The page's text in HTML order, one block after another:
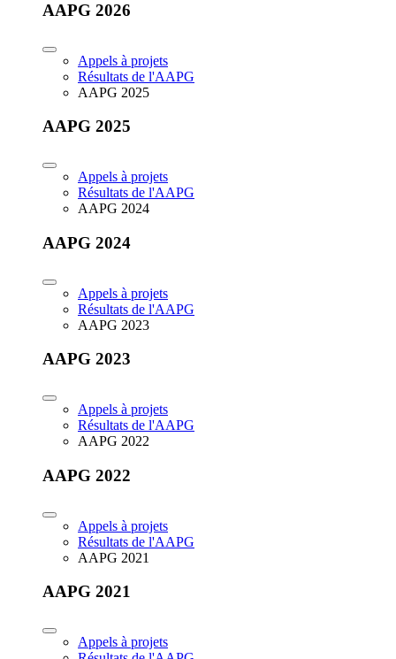
AAPG 2026
Appels à projets
Résultats de l'AAPG
AAPG 2025
AAPG 2025
Appels à projets
Résultats de l'AAPG
AAPG 2024
AAPG 2024
Appels à projets
Résultats de l'AAPG
AAPG 2023
AAPG 2023
Appels à projets
Résultats de l'AAPG
AAPG 2022
AAPG 2022
Appels à projets
Résultats de l'AAPG
AAPG 2021
AAPG 2021
Appels à projets